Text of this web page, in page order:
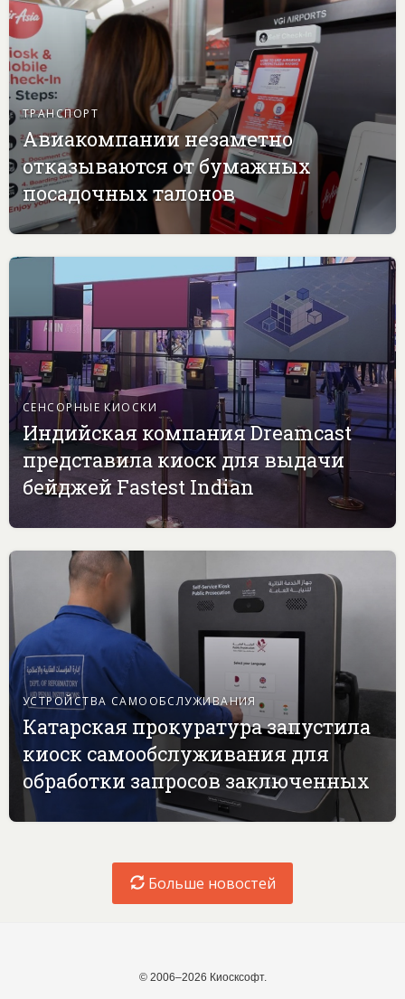
ТРАНСПОРТ
Авиакомпании незаметно
отказываются от бумажных
посадочных талонов
СЕНСОРНЫЕ КИОСКИ
Индийская компания Dreamcast
представила киоск для выдачи
бейджей Fastest Indian
УСТРОЙСТВА САМООБСЛУЖИВАНИЯ
Катарская прокуратура запустила
киоск самообслуживания для
обработки запросов заключенных
Больше новостей
© 2006–2026 Киосксофт.